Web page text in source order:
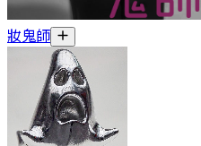
妝鬼師